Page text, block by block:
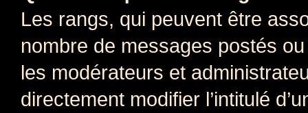
Les rangs, qui peuvent être
nombre de messages postés
les modérateurs et
directement modifier l’intitulé